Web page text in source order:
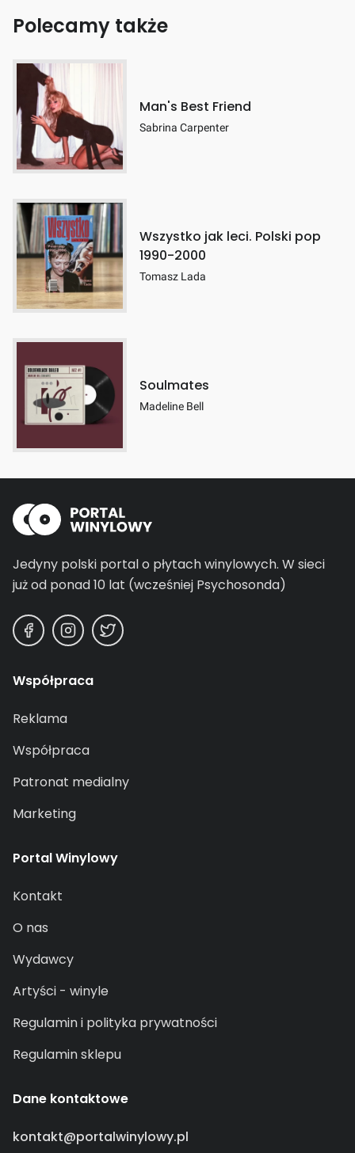
Polecamy także
Man's Best Friend
Sabrina Carpenter
Wszystko jak leci. Polski pop
1990-2000
Tomasz Lada
Soulmates
Madeline Bell
Jedyny polski portal o płytach winylowych. W sieci
już od ponad 10 lat (wcześniej Psychosonda)
Współpraca
Reklama
Współpraca
Patronat medialny
Marketing
Portal Winylowy
Kontakt
O nas
Wydawcy
Artyści - winyle
Regulamin i polityka prywatności
Regulamin sklepu
Dane kontaktowe
kontakt@portalwinylowy.pl